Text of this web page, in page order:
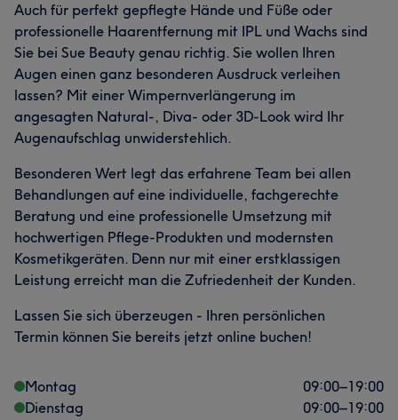
Auch für perfekt gepflegte Hände und Füße oder
professionelle Haarentfernung mit IPL und Wachs sind
Sie bei Sue Beauty genau richtig. Sie wollen Ihren
Augen einen ganz besonderen Ausdruck verleihen
lassen? Mit einer Wimpernverlängerung im
angesagten Natural-, Diva- oder 3D-Look wird Ihr
Augenaufschlag unwiderstehlich.
Besonderen Wert legt das erfahrene Team bei allen
Behandlungen auf eine individuelle, fachgerechte
Beratung und eine professionelle Umsetzung mit
hochwertigen Pflege-Produkten und modernsten
Kosmetikgeräten. Denn nur mit einer erstklassigen
Leistung erreicht man die Zufriedenheit der Kunden.
Lassen Sie sich überzeugen - Ihren persönlichen
Termin können Sie bereits jetzt online buchen!
Montag 09:00–19:00
Dienstag
09:00–19:00